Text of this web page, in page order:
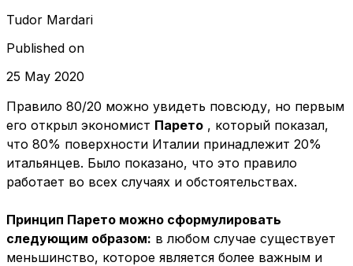
Tudor Mardari
Published on
25 May 2020
Правило 80/20 можно увидеть повсюду, но первым
его открыл экономист Парето , который показал,
что 80% поверхности Италии принадлежит 20%
итальянцев. Было показано, что это правило
работает во всех случаях и обстоятельствах.
Принцип Парето можно сформулировать
следующим образом: в любом случае существует
меньшинство, которое является более важным и